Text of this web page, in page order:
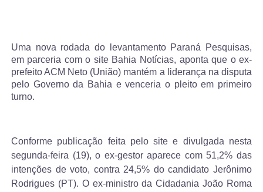
Uma nova rodada do levantamento Paraná Pesquisas,
em parceria com o site Bahia Notícias, aponta que o ex-
prefeito ACM Neto (União) mantém a liderança na disputa
pelo Governo da Bahia e venceria o pleito em primeiro
turno.
Conforme publicação feita pelo site e divulgada nesta
segunda-feira (19), o ex-gestor aparece com 51,2% das
intenções de voto, contra 24,5% do candidato Jerônimo
Rodrigues (PT). O ex-ministro da Cidadania João Roma